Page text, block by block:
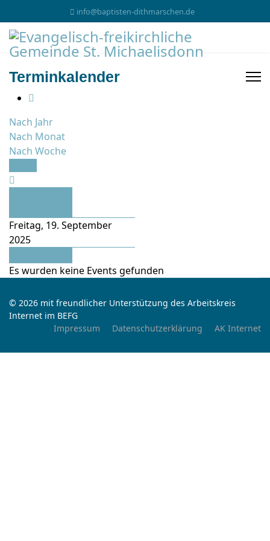
info@baptisten-dithmarschen.de
Terminkalender
Nach Jahr
Nach Monat
Nach Woche
Freitag, 19. September
2025
Es wurden keine Events gefunden
© 2026 mit freundlicher Unterstützung des Arbeitskreis
Internet im BEFG
Impressum
Datenschutzerklärung AK Internet